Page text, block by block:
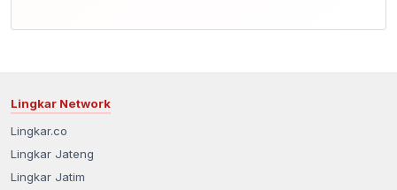
Lingkar Network
Lingkar.co
Lingkar Jateng
Lingkar Jatim